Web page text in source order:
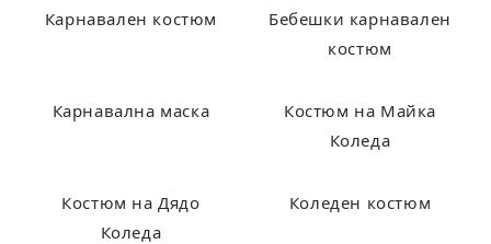
Карнавален костюм
Бебешки карнавален
костюм
Карнавална маска
Костюм на Майка
Коледа
Костюм на Дядо
Коледа
Коледен костюм